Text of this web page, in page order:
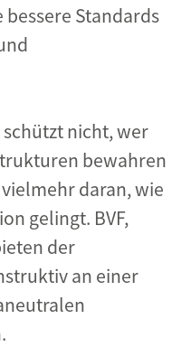
Standards
nicht, wer
bewahren
daran, wie
gelingt. BVF,
der
an einer